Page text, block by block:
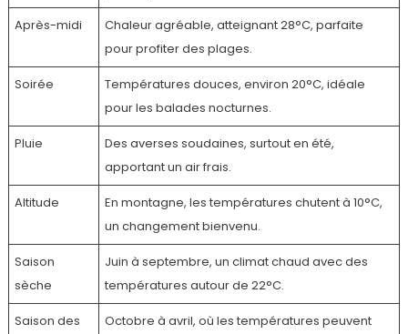
Après-midi
Chaleur agréable, atteignant 28°C, parfaite
pour profiter des plages.
Soirée
Températures douces, environ 20°C, idéale
pour les balades nocturnes.
Pluie
Des averses soudaines, surtout en été,
apportant un air frais.
Altitude
En montagne, les températures chutent à 10°C,
un changement bienvenu.
Saison
sèche
Juin à septembre, un climat chaud avec des
températures autour de 22°C.
Saison des
Octobre à avril, où les températures peuvent